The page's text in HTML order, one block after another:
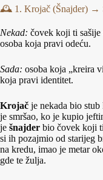
🕰️ 1. Krojač (Šnajder) →
Nekad: čovek koji ti sašije
osoba koja pravi odeću.
Sada: osoba koja „kreira
koja pravi identitet.
Krojač je nekada bio
je smršao, ko je kupio
je šnajder bio čovek koji
si ih pozajmio od starijeg
na kredu, imao je metar
gde te žulja.